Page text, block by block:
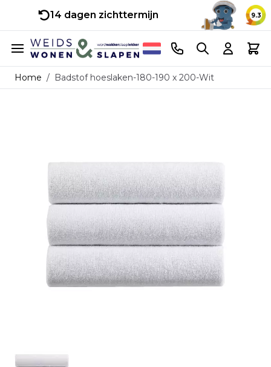
14 dagen zichttermijn 9.3
Ga naar de inhoud
Telefoonnummer
Search Cart
Home / Badstof hoeslaken-180-190 x 200-Wit